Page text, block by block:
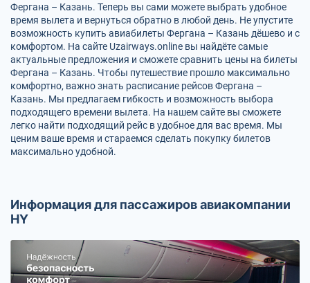
Фергана – Казань. Теперь вы сами можете выбрать удобное
время вылета и вернуться обратно в любой день. Не упустите
возможность купить авиабилеты Фергана – Казань дёшево и с
комфортом. На сайте Uzairways.online вы найдёте самые
актуальные предложения и сможете сравнить цены на билеты
Фергана – Казань. Чтобы путешествие прошло максимально
комфортно, важно знать расписание рейсов Фергана –
Казань. Мы предлагаем гибкость и возможность выбора
подходящего времени вылета. На нашем сайте вы сможете
легко найти подходящий рейс в удобное для вас время. Мы
ценим ваше время и стараемся сделать покупку билетов
максимально удобной.
Информация для пассажиров авиакомпании
HY